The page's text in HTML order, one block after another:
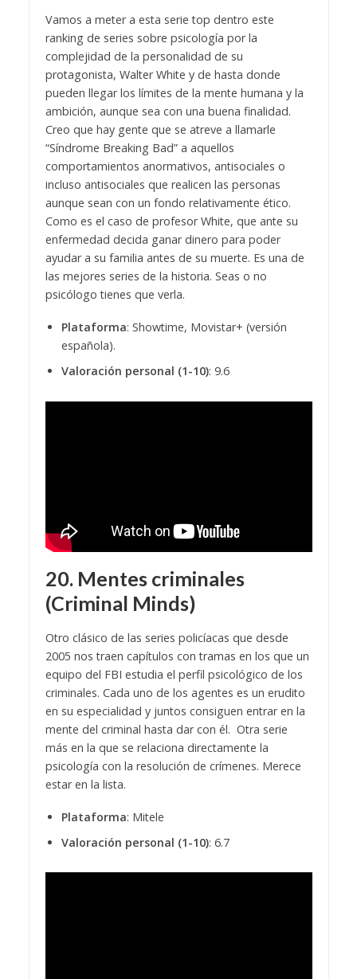
Vamos a meter a esta serie top dentro este
ranking de series sobre psicología por la
complejidad de la personalidad de su
protagonista, Walter White y de hasta donde
pueden llegar los límites de la mente humana y la
ambición, aunque sea con una buena finalidad.
Creo que hay gente que se atreve a llamarle
“Síndrome Breaking Bad” a aquellos
comportamientos anormativos, antisociales o
incluso antisociales que realicen las personas
aunque sean con un fondo relativamente ético.
Como es el caso de profesor White, que ante su
enfermedad decida ganar dinero para poder
ayudar a su familia antes de su muerte. Es una de
las mejores series de la historia. Seas o no
psicólogo tienes que verla.
Plataforma: Showtime, Movistar+ (versión
española).
Valoración personal (1-10): 9.6
20. Mentes criminales
(Criminal Minds)
Otro clásico de las series policíacas que desde
2005 nos traen capítulos con tramas en los que un
equipo del FBI estudia el perfil psicológico de los
criminales. Cada uno de los agentes es un erudito
en su especialidad y juntos consiguen entrar en la
mente del criminal hasta dar con él. Otra serie
más en la que se relaciona directamente la
psicología con la resolución de crímenes. Merece
estar en la lista.
Plataforma: Mitele
Valoración personal (1-10): 6.7